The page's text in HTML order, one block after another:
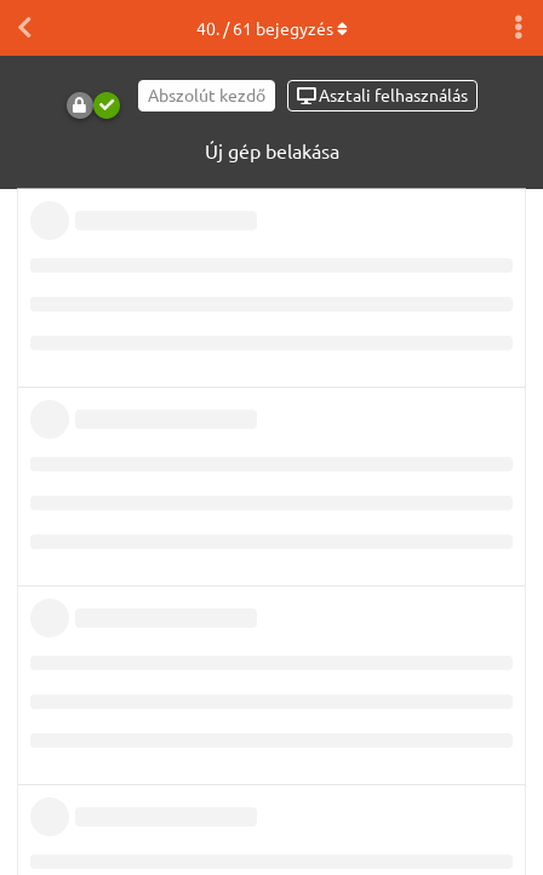
Abszolút kezdő Asztali felhasználás
Új gép belakása
40. /61 bejegyzés